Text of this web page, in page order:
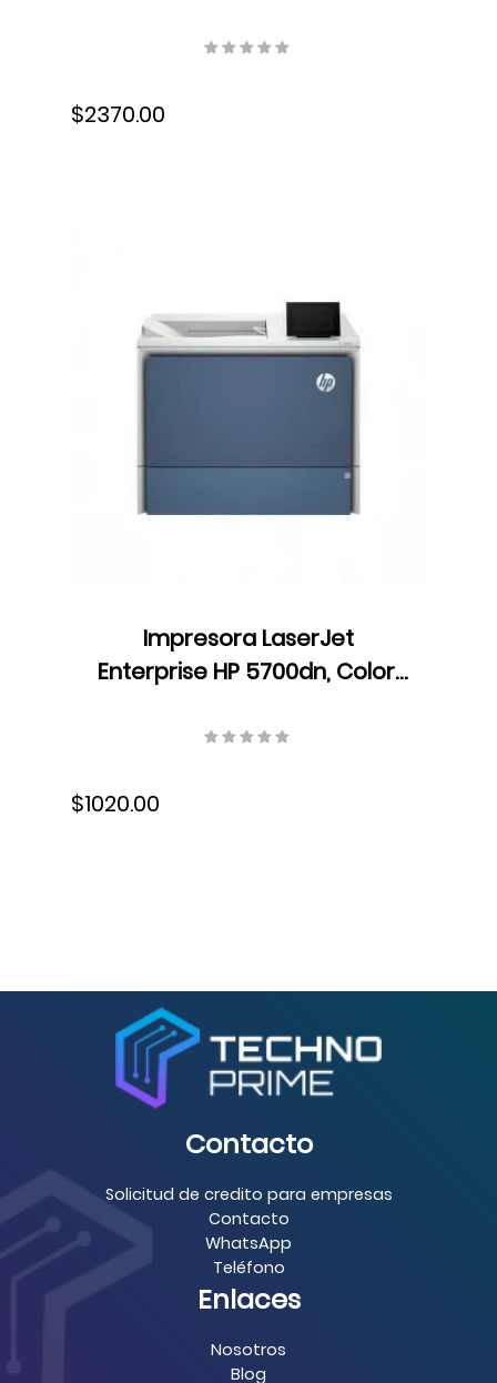
Ethernet, Fax, Láser,
$2370.00
Impresora LaserJet
Enterprise HP 5700dn, Color,
Resolución 600 dpi, Láser,
$1020.00
Contacto
Solicitud de credito para empresas
Contacto
WhatsApp
Teléfono
Enlaces
Nosotros
Blog